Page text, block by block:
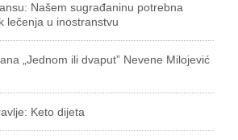
Našem sugrađaninu potrebna
lečenja u inostranstvu
„Jednom ili dvaput” Nevene Milojević
Keto dijeta